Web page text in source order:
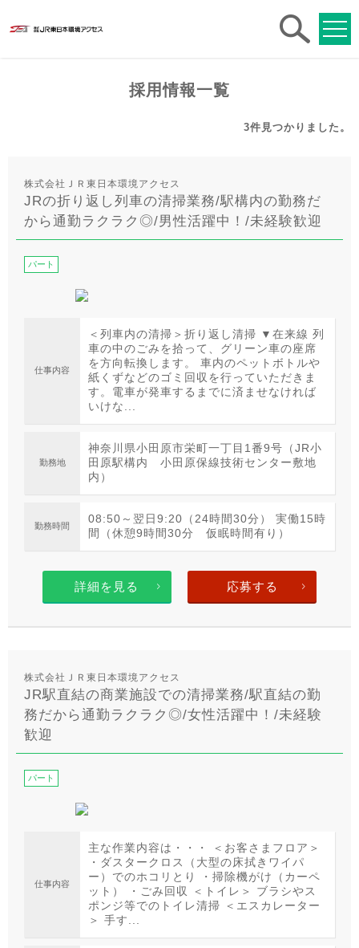
採用情報一覧
3件 見つかりました。
株式会社ＪＲ東日本環境アクセス
JRの折り返し列車の清掃業務/駅構内の勤務だ
から通勤ラクラク◎/男性活躍中！/未経験歓迎
パート
仕事内容
＜列車内の清掃＞折り返し清掃 ▼在来線 列
車の中のごみを拾って、グリーン車の座席
を方向転換します。 車内のペットボトルや
紙くずなどのゴミ回収を行っていただきま
す。電車が発車するまでに済ませなければ
いけな...
勤務地
神奈川県小田原市栄町一丁目1番9号（JR小
田原駅構内 小田原保線技術センター敷地
内）
勤務時間
08:50～翌日9:20（24時間30分） 実働15時
間（休憩9時間30分 仮眠時間有り）
詳細を見る 応募する
株式会社ＪＲ東日本環境アクセス
JR駅直結の商業施設での清掃業務/駅直結の勤
務だから通勤ラクラク◎/女性活躍中！/未経験
歓迎
パート
仕事内容
主な作業内容は・・・ ＜お客さまフロア＞
・ダスタークロス（大型の床拭きワイパ
ー）でのホコリとり ・掃除機がけ（カーペ
ット） ・ごみ回収 ＜トイレ＞ ブラシやス
ポンジ等でのトイレ清掃 ＜エスカレーター
＞ 手す...